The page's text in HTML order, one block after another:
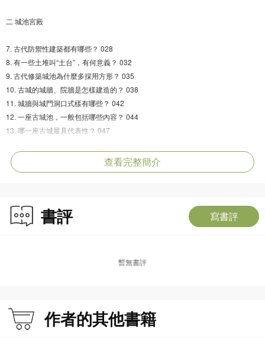
二 城池宮殿
7. 古代防禦性建築都有哪些？ 028
8. 有一些土堆叫“土台”，有何意義？ 032
9. 古代修築城池為什麼多採用方形？ 035
10. 古城的城牆、院牆是怎樣建造的？ 038
11. 城牆與城門洞口式樣有哪些？ 042
12. 一座古城池，一般包括哪些內容？ 044
13. 哪一座古城最具代表性？ 047
15. 泉州城在宋代最為繁榮，當時是何情景？ 053
16. 馬可．波羅到過的元大都是什麼樣子？ 055
19. 古代建城選址時考慮哪些“風水”因素？ 060
20. 古代城市如何用水？ 062
三 佛寺廟宇
查看完整簡介
書評 寫書評
暫無書評
作者的其他書籍